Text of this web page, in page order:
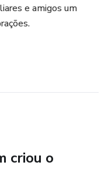
e amigos um
criou o